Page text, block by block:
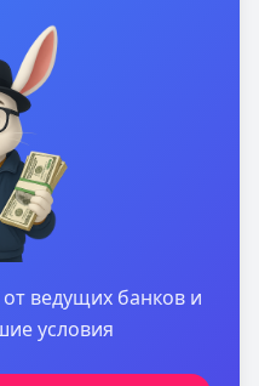
ведущих банков и
условия